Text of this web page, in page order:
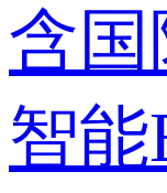
含
智